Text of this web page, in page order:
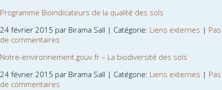
Programme Bioindicateurs de la qualité des sols
24 février 2015 par Birama Sall | Catégorie: Liens externes | Pas
de commentaires
Notre-environnement.gouv.fr – La biodiversité des sols
24 février 2015 par Birama Sall | Catégorie: Liens externes | Pas
de commentaires